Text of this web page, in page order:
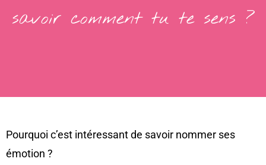
savoir comment tu te sens ?
Pourquoi c’est intéressant de savoir nommer ses
émotion ?